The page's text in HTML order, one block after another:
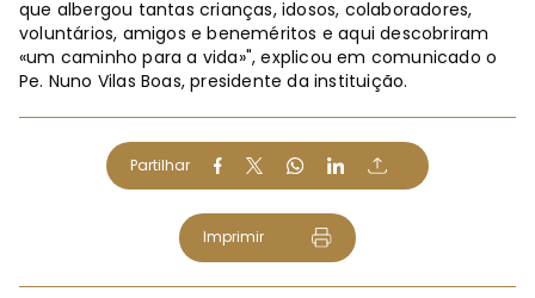
que albergou tantas crianças, idosos, colaboradores,
voluntários, amigos e beneméritos e aqui descobriram
«um caminho para a vida»", explicou em comunicado o
Pe. Nuno Vilas Boas, presidente da instituição.
Partilhar
Imprimir